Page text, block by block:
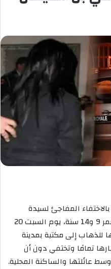
المفاجئ لسيدة
متزوجة وأم لطفلين يبلغان من العمر 9 و14 سنة، يوم السبت 20
للذهاب إلى مكتبة بمدينة
تمامًا وتختفي دون أن
عائلتها والساكنة المحلية.